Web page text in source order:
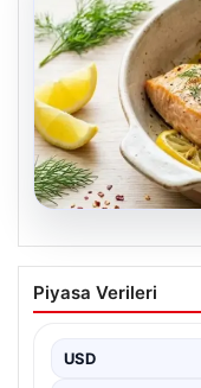
07.08.2026
Hafif,
Fırında
Piyasa Verileri
USD